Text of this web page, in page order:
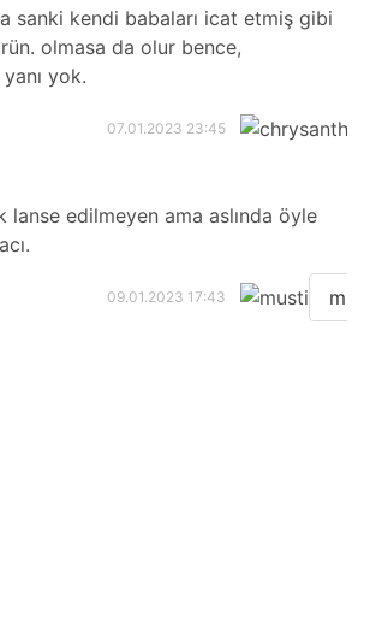
sanki kendi babaları icat etmiş gibi
olmasa da olur bence,
yok.
07.01.2023 23:45
lanse edilmeyen ama aslında öyle
09.01.2023 17:43